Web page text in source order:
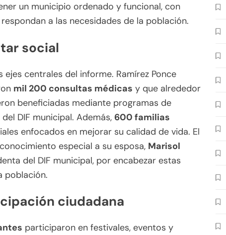
un municipio ordenado y funcional, con
a las necesidades de la población.
social
ejes centrales del informe. Ramírez Ponce
mil 200 consultas médicas y que alrededor
beneficiadas mediante programas de
DIF municipal. Además, 600 familias
enfocados en mejorar su calidad de vida. El
especial a su esposa, Marisol
del DIF municipal, por encabezar estas
población.
ciudadana
participaron en festivales, eventos y